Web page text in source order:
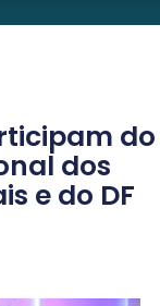
do
dos
e do DF